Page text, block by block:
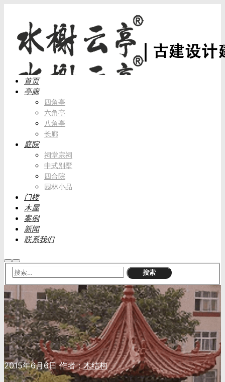
首页
亭廊
四角亭
六角亭
八角亭
长廊
庭院
祠堂宗祠
中式别墅
四合院
园林小品
门楼
木屋
案例
新闻
联系我们
搜 主
菜
单
2015年6月6日作者：木结构